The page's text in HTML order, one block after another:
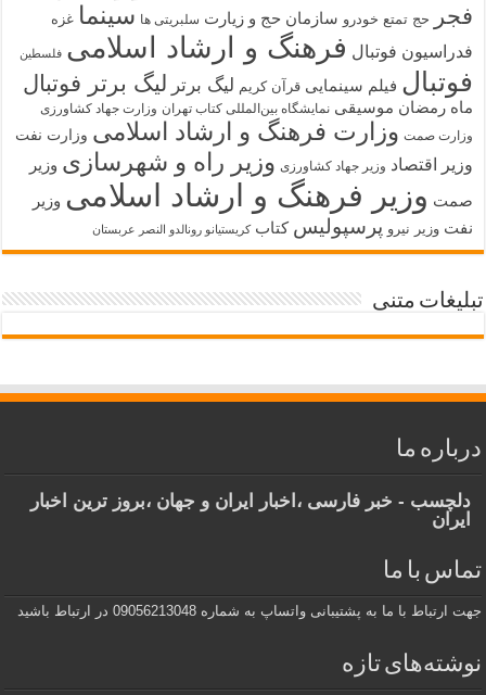
فجر
حج تمتع خودرو سازمان حج و زیارت سلبریتی ها سینما غزه
فدراسیون فوتبال فرهنگ و ارشاد اسلامی فلسطین
فوتبال فیلم سینمایی قرآن کریم لیگ برتر لیگ برتر فوتبال
ماه رمضان موسیقی نمایشگاه بین‌المللی کتاب تهران وزارت جهاد کشاورزی
وزارت صمت وزارت فرهنگ و ارشاد اسلامی وزارت نفت
وزیر اقتصاد وزیر جهاد کشاورزی وزیر راه و شهرسازی وزیر
صمت وزیر فرهنگ و ارشاد اسلامی وزیر
نفت وزیر نیرو پرسپولیس کتاب کریستیانو رونالدو النصر عربستان
تبلیغات متنی
درباره ما
دلچسب - خبر فارسی ،اخبار ایران و جهان ،بروز ترین اخبار
ایران
تماس با ما
جهت ارتباط با ما به پشتیبانی واتساپ به شماره 09056213048 در ارتباط باشید
نوشته‌های تازه